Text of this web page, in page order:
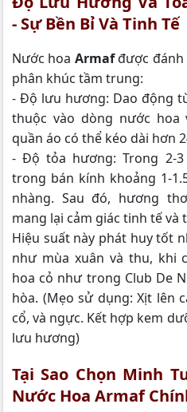
- Sự Bền Bỉ Và Tinh Tế
Nước hoa Armafđược đánh
phân khúc tầm trung:
- Độ lưu hương: Dao động
thuộc vào dòng nước
quần áo có thể kéo dài hơn
- Độ tỏa hương: Trong 2-
trong bán kính khoảng 1-
nhàng. Sau đó, hương
mang lại cảm giác tinh tế và
Hiệu suất này phát huy tốt
như mùa xuân và thu, khi
hoa cỏ như trong Club De
hòa. (Mẹo sử dụng: Xịt lên
cổ, và ngực. Kết hợp kem
lưu hương)
Tại Sao Chọn Minh
Nước Hoa Armaf